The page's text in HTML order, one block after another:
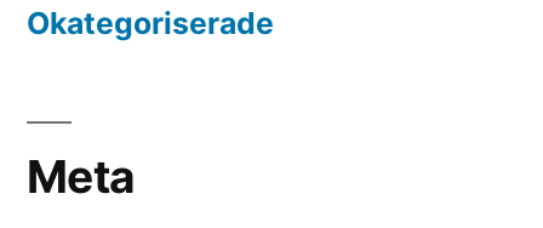
Okategoriserade
Meta